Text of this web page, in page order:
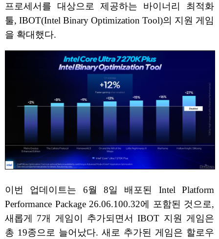
프로세서를 대상으로 제공하는 바이너리 최적화
툴, IBOT(Intel Binary Optimization Tool)의 지원 게임
을 확대했다.
이번 업데이트는 6월 8일 배포된 Intel Platform
Performance Package 26.06.100.32에 포함된 것으로,
새롭게 7개 게임이 추가되면서 IBOT 지원 게임은
총 19종으로 늘어났다. 새로 추가된 게임은 할로우